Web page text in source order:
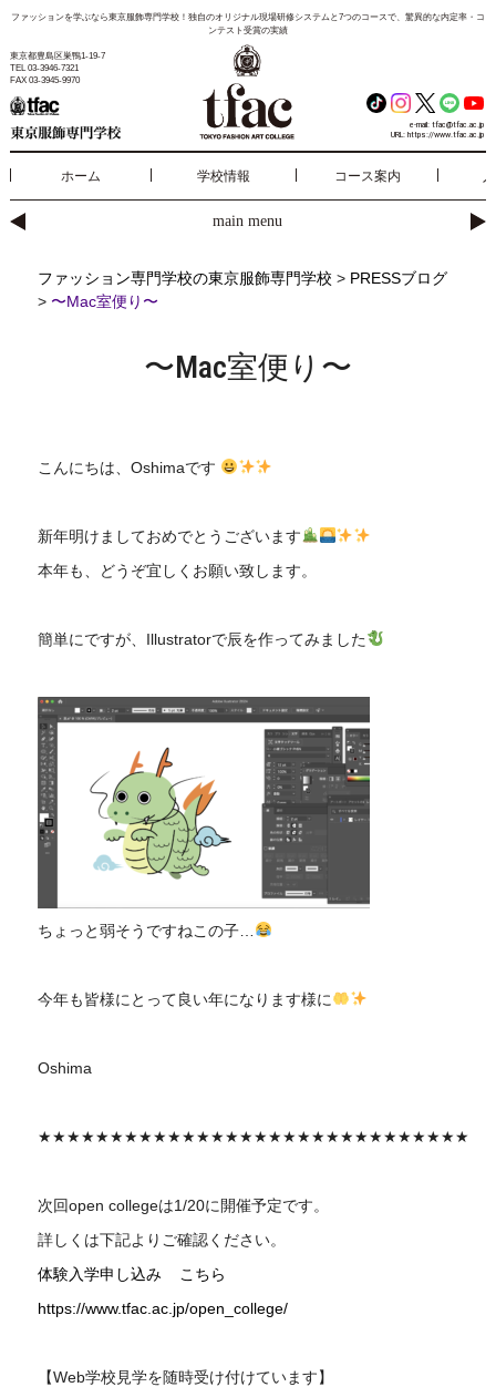
ファッションを学ぶなら東京服飾専門学校！独自のオリジナル現場研修システムと7つのコースで、驚異的な内定率・コ
ンテスト受賞の実績
東京都豊島区巣鴨1-19-7
TEL 03-3946-7321
FAX 03-3945-9970
e-mail: tfac@tfac.ac.jp
URL: https://www.tfac.ac.jp
ホーム 学校情報 コース案内
main menu
ファッション専門学校の東京服飾専門学校 > PRESSブログ
> 〜Mac室便り〜
〜Mac室便り〜
こんにちは、Oshimaです
新年明けましておめでとうございます
本年も、どうぞ宜しくお願い致します。
簡単にですが、Illustratorで辰を作ってみました
ちょっと弱そうですねこの子…
今年も皆様にとって良い年になります様に
Oshima
★★★★★★★★★★★★★★★★★★★★★★★★★★★★★★
次回open collegeは1/20に開催予定です。
詳しくは下記よりご確認ください。
体験入学申し込み
こちら
https://www.tfac.ac.jp/open_college/
【Web学校見学を随時受け付けています】